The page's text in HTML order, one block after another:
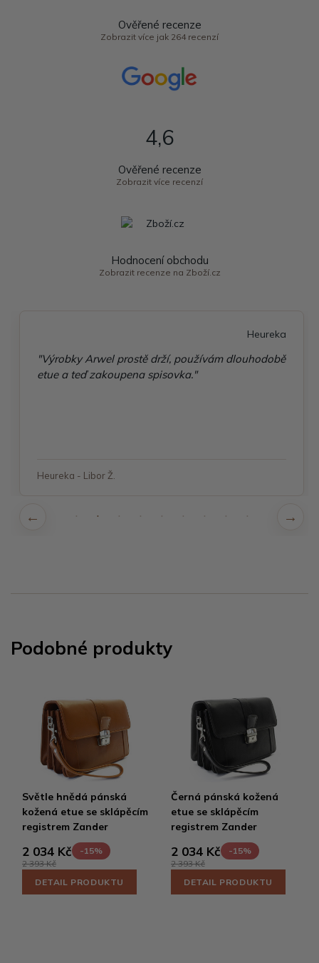
Ověřené recenze
Zobrazit více jak 264 recenzí
4,6
Ověřené recenze
Zobrazit více recenzí
Hodnocení obchodu
Zobrazit recenze na Zboží.cz
Heureka
"Výrobky Arwel prostě drží, používám dlouhodobě
etue a teď zakoupena spisovka."
Heureka - Libor Ž.
Podobné produkty
Světle hnědá pánská
kožená etue se sklápěcím
registrem Zander
2 034 Kč
-15%
2 393 Kč
DETAIL PRODUKTU
Černá pánská kožená
etue se sklápěcím
registrem Zander
2 034 Kč
-15%
2 393 Kč
DETAIL PRODUKTU